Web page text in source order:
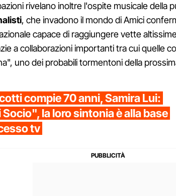
rivelano inoltre l'ospite musicale della
, che invadono il mondo di Amici
capace di raggiungere vette
a collaborazioni importanti tra cui quelle
uno dei probabili tormentoni della
compie 70 anni, Samira Lui:
la loro sintonia è alla base
tv